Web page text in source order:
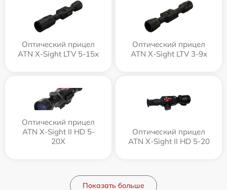
Оптический прицел
ATN X-Sight LTV 5-15x
Оптический прицел
ATN X-Sight LTV 3-9x
Оптический прицел
ATN X-Sight II HD 5-
20X
Оптический прицел
ATN X-Sight II HD 5-20
Показать больше